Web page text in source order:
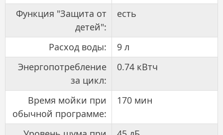
Функция "Защита от
детей":
есть
Расход воды:
9 л
Энергопотребление
за цикл:
0.74 кВтч
Время мойки при
обычной программе:
170 мин